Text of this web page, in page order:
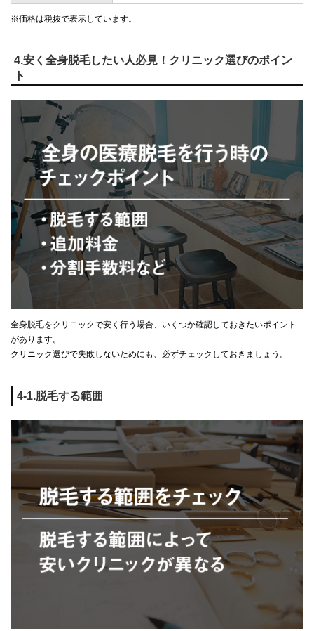
※価格は税抜で表示しています。
4.安く全身脱毛したい人必見！クリニック選びのポイン
ト
全身脱毛をクリニックで安く行う場合、いくつか確認しておきたいポイント
があります。
クリニック選びで失敗しないためにも、必ずチェックしておきましょう。
4-1.脱毛する範囲